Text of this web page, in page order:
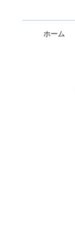
ホーム